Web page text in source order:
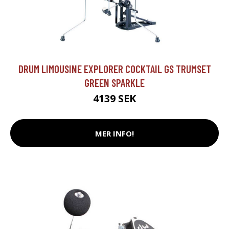
DRUM LIMOUSINE EXPLORER COCKTAIL GS TRUMSET
GREEN SPARKLE
4139 SEK
MER INFO!